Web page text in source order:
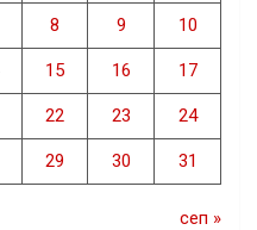
8 9 10
15 16 17
22 23 24
29 30 31
сеп »